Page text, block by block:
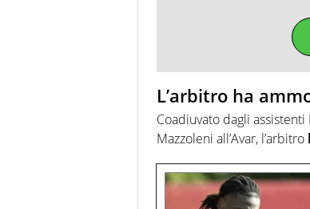
L’arbitro ha
Coadiuvato dagli
Mazzoleni all’Avar, l’arbitro